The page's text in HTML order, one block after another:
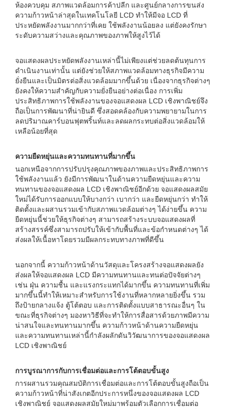
ห้องควบคุม สภาพแวดล้อมการค้าปลีก และศูนย์กลางการขนส่ง
ความก้าวหน้าล่าสุดในเทคโนโลยี LCD ทำให้มีจอ LCD ที่
ประหยัดพลังงานมากกว่าที่เคย ใช้พลังงานน้อยลง แต่ยังคงรักษา
ระดับความสว่างและคุณภาพของภาพให้สูงไว้ได้
จอแสดงผลประหยัดพลังงานเหล่านี้ไม่เพียงแต่ช่วยลดต้นทุนการ
ดำเนินงานเท่านั้น แต่ยังช่วยให้สภาพแวดล้อมทางธุรกิจมีความ
ยั่งยืนและเป็นมิตรต่อสิ่งแวดล้อมมากขึ้นด้วย เนื่องจากธุรกิจต่างๆ
ยังคงให้ความสำคัญกับความยั่งยืนอย่างต่อเนื่อง การเพิ่ม
ประสิทธิภาพการใช้พลังงานของจอแสดงผล LCD เชิงพาณิชย์จึง
ถือเป็นการพัฒนาที่น่ายินดี ซึ่งสอดคล้องกับความพยายามในการ
ลดปริมาณคาร์บอนฟุตพริ้นท์และลดผลกระทบต่อสิ่งแวดล้อมให้
เหลือน้อยที่สุด
ความยืดหยุ่นและความทนทานที่มากขึ้น
นอกเหนือจากการปรับปรุงคุณภาพของภาพและประสิทธิภาพการ
ใช้พลังงานแล้ว ยังมีการพัฒนาในด้านความยืดหยุ่นและความ
ทนทานของจอแสดงผล LCD เชิงพาณิชย์อีกด้วย จอแสดงผลสมัย
ใหม่ได้รับการออกแบบให้บางกว่า เบากว่า และยืดหยุ่นกว่า ทำให้
ติดตั้งและผสานรวมเข้ากับสภาพแวดล้อมต่างๆ ได้ง่ายขึ้น ความ
ยืดหยุ่นนี้ช่วยให้ธุรกิจต่างๆ สามารถสร้างระบบจอแสดงผลที่
สร้างสรรค์ซึ่งสามารถปรับให้เข้ากับพื้นที่และข้อกำหนดต่างๆ ได้
ส่งผลให้เนื้อหาโดยรวมมีผลกระทบทางภาพที่ดีขึ้น
นอกจากนี้ ความก้าวหน้าด้านวัสดุและโครงสร้างจอแสดงผลยัง
ส่งผลให้จอแสดงผล LCD มีความทนทานและทนต่อปัจจัยต่างๆ
เช่น ฝุ่น ความชื้น และแรงกระแทกได้มากขึ้น ความทนทานที่เพิ่ม
มากขึ้นนี้ทำให้เหมาะสำหรับการใช้งานที่หลากหลายยิ่งขึ้น รวม
ถึงป้ายกลางแจ้ง ตู้โต้ตอบ และการติดตั้งแบบสาธารณะอื่นๆ ใน
ขณะที่ธุรกิจต่างๆ มองหาวิธีที่จะทำให้การสื่อสารด้วยภาพมีความ
น่าสนใจและทนทานมากขึ้น ความก้าวหน้าด้านความยืดหยุ่น
และความทนทานเหล่านี้กำลังผลักดันวิวัฒนาการของจอแสดงผล
LCD เชิงพาณิชย์
การบูรณาการกับการเชื่อมต่อและการโต้ตอบขั้นสูง
การผสานรวมคุณสมบัติการเชื่อมต่อและการโต้ตอบขั้นสูงถือเป็น
ความก้าวหน้าที่น่าสังเกตอีกประการหนึ่งของจอแสดงผล LCD
เชิงพาณิชย์ จอแสดงผลสมัยใหม่มาพร้อมตัวเลือกการเชื่อมต่อ